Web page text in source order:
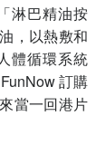
淋巴精油按
，以熱敷和
體循環系統
訂購
當一回港片